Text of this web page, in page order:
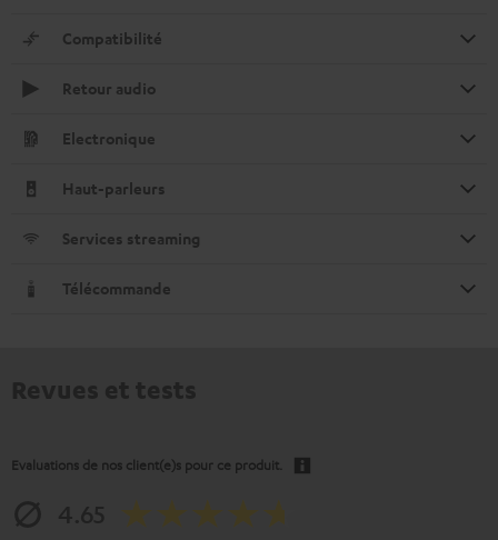
Compatibilité
Retour audio
Electronique
Haut-parleurs
Services streaming
Télécommande
Evaluations de nos client(e)s pour ce produit.